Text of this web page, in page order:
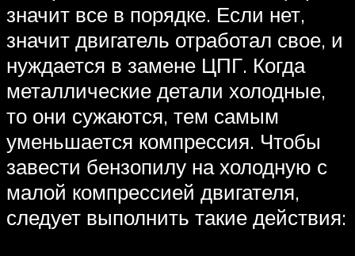
значит все в порядке. Если нет,
значит двигатель отработал свое, и
нуждается в замене ЦПГ. Когда
металлические детали холодные,
то они сужаются, тем самым
уменьшается компрессия. Чтобы
завести бензопилу на холодную с
малой компрессией двигателя,
следует выполнить такие действия: